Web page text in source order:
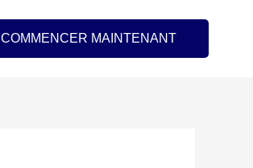
COMMENCER MAINTENANT